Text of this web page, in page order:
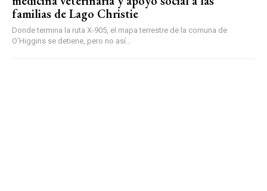
familias de Lago Christie
Donde termina la ruta X-905, el mapa terrestre de la comuna de
O’Higgins se detiene, pero no así...